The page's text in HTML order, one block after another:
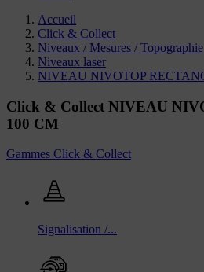
Accueil
Click & Collect
Niveaux / Mesures / Topographie
Niveaux laser
NIVEAU NIVOTOP
Click & Collect NIVEAU
100 CM
Gammes Click & Collect
Signalisation /...